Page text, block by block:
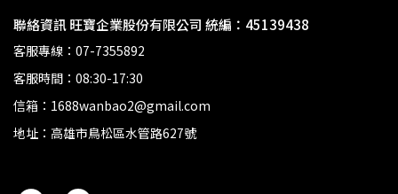
聯絡資訊 旺寶企業股份有限公司 統編：45139438
客服專線：07-7355892
客服時間：08:30-17:30
信箱：1688wanbao2@gmail.com
地址：高雄市鳥松區水管路627號